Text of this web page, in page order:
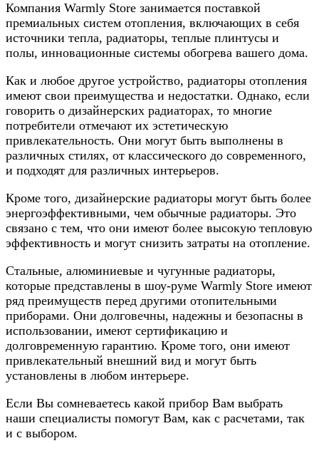
Компания Warmly Store занимается поставкой
премиальных систем отопления, включающих в себя
источники тепла, радиаторы, теплые плинтусы и
полы, инновационные системы обогрева вашего дома.
Как и любое другое устройство, радиаторы отопления
имеют свои преимущества и недостатки. Однако, если
говорить о дизайнерских радиаторах, то многие
потребители отмечают их эстетическую
привлекательность. Они могут быть выполнены в
различных стилях, от классического до современного,
и подходят для различных интерьеров.
Кроме того, дизайнерские радиаторы могут быть более
энергоэффективными, чем обычные радиаторы. Это
связано с тем, что они имеют более высокую тепловую
эффективность и могут снизить затраты на отопление.
Стальные, алюминиевые и чугунные радиаторы,
которые представлены в шоу-руме Warmly Store имеют
ряд преимуществ перед другими отопительными
приборами. Они долговечны, надежны и безопасны в
использовании, имеют сертификацию и
долговременную гарантию. Кроме того, они имеют
привлекательный внешний вид и могут быть
установлены в любом интерьере.
Если Вы сомневаетесь какой прибор Вам выбрать
наши специалисты помогут Вам, как с расчетами, так
и с выбором.